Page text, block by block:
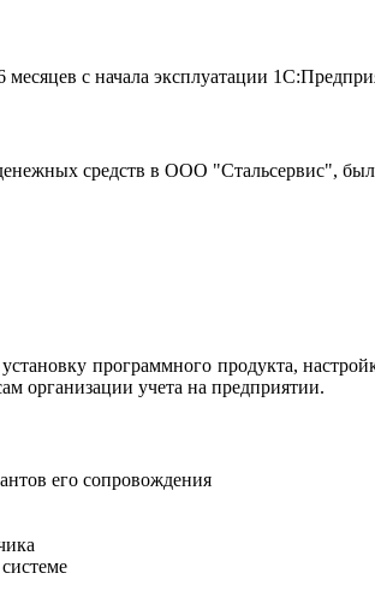
с начала эксплуатации
средств в ООО "Стальсервис",
программного продукта,
организации учета на предприятии.
его сопровождения